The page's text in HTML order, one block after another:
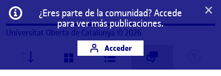
Información
¿Eres parte de la comunidad? Accede
para ver más publicaciones.
Acceder
×
Universitat Oberta de Catalunya © 2026